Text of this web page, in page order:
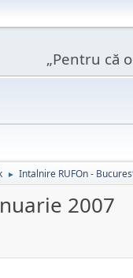
„Pentru că
► Intalnire RUFOn -
2007